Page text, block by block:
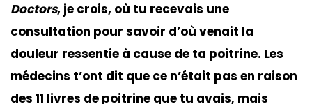
Doctors, je crois, où tu recevais une
consultation pour savoir d’où venait la
douleur ressentie à cause de ta poitrine. Les
médecins t’ont dit que ce n’était pas en raison
des 11 livres de poitrine que tu avais, mais